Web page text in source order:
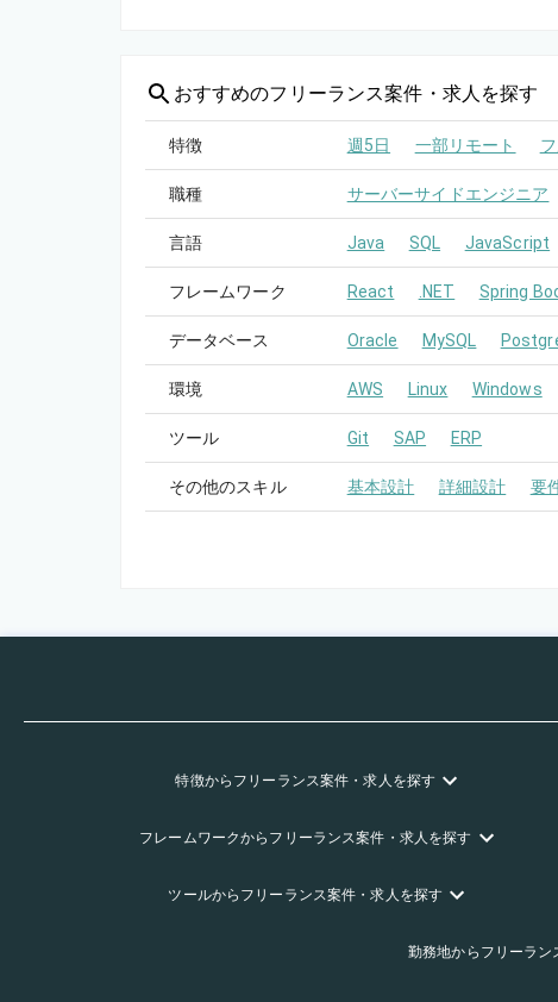
おすすめのフリーランス案件・求人を探す
特徴 週5日 一部リモート
職種 サーバーサイドエンジニア
言語 Java SQL JavaScript
フレームワーク React .NET Spring
データベース Oracle MySQL
環境 AWS Linux Windows
ツール Git SAP ERP
その他のスキル 基本設計 詳細設計 要
特徴からフリーランス案件・求人を探す
フレームワークからフリーランス案件・求人を探す
ツールからフリーランス案件・求人を探す
勤務地からフリーラン